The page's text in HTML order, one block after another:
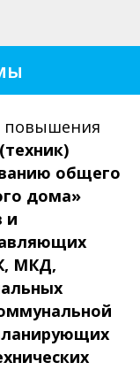
повышения
общего
дома»
и
МКД,